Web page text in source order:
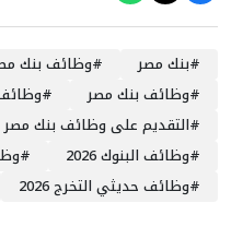
#بنك مصر #وظائف بنك مصر
#وظائف بنك مصر #وظائف
#التقديم على وظائف بنك مصر
#وظائف البنوك 2026 #
#وظائف حديثي التخرج 2026